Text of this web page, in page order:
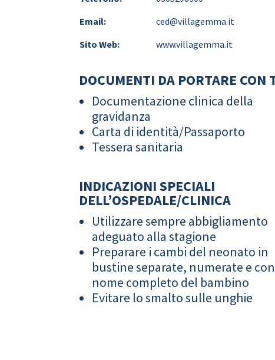
Email:
ced@villagemma.it
Sito Web:
www.villagemma.it
DOCUMENTI DA PORTARE CON
Documentazione clinica della
gravidanza
Carta di identità/Passaporto
Tessera sanitaria
INDICAZIONI SPECIALI
DELL’OSPEDALE/CLINICA
Utilizzare sempre abbigliamento
adeguato alla stagione
Preparare i cambi del neonato in
bustine separate, numerate e
nome completo del bambino
Evitare lo smalto sulle unghie